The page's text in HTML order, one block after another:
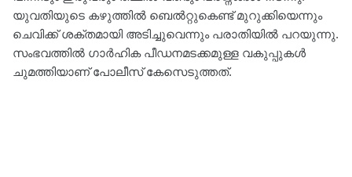
യുവതിയുടെ കഴുത്തില്‍ ബെല്‍റ്റുകെണ്ട് മുറുക്കിയെന്നും
ചെവിക്ക് ശക്തമായി അടിച്ചുവെന്നും പരാതിയില്‍ പറയുന്നു.
സംഭവത്തില്‍ ഗാര്‍ഹിക പീഡനമടക്കമുള്ള വകുപ്പുകള്‍
ചുമത്തിയാണ് പോലീസ് കേസെടുത്തത്.